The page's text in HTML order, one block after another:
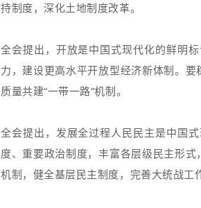
持制度，深化土地制度改革。
全会提出，开放是中国式现代化的鲜明
力，建设更高水平开放型经济新体制。
质量共建“一带一路”机制。
全会提出，发展全过程人民民主是中国
度、重要政治制度，丰富各层级民主形
机制，健全基层民主制度，完善大统战工